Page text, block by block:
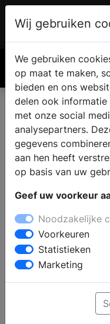
Wij gebruiken
We gebruiken
op maat te maken,
bieden en ons
delen ook
met onze social
analysepartners.
gegevens
aan hen heeft
op basis van uw
Geef uw voorkeur
Noodzakelijke
Voorkeuren
Statistieken
Marketing